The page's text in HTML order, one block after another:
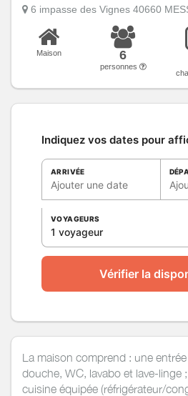
6 impasse des Vignes 40660
Maison 6
personnes
Indiquez vos dates pour
ARRIVÉE
Ajouter une date
VOYAGEURS
1 voyageur
Vérifier la
La maison comprend : une
douche, WC, lavabo et lave-linge
cuisine équipée (réfrigérateur/